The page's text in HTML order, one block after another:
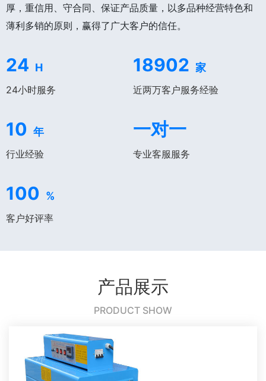
厚，重信用、守合同、保证产品质量，以多品种经营特色和
薄利多销的原则，赢得了广大客户的信任。
24 H
24小时服务
18902 家
近两万客户服务经验
10 年
行业经验
一对一
专业客服服务
100 %
客户好评率
产品展示
PRODUCT SHOW